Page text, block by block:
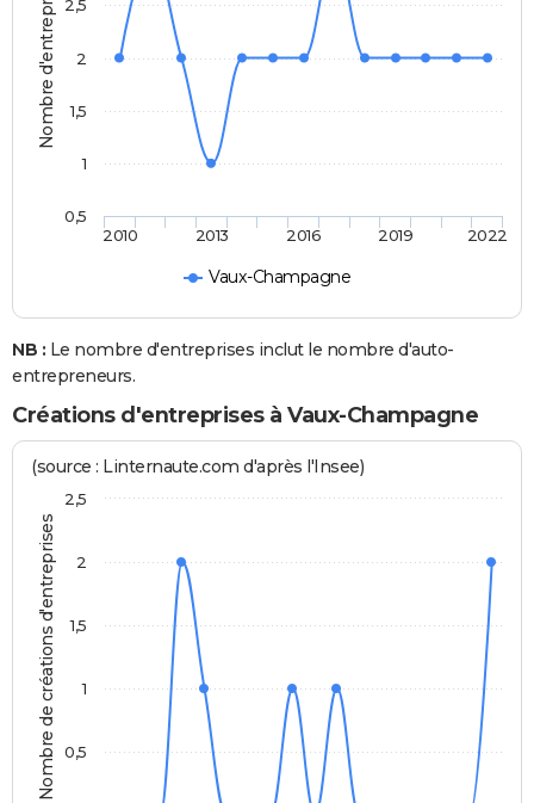
Nombre d'entreprises
Vaux-Champagne
2010 2013 2016 2019 2022
0,5
1
1,5
2
2,5
NB : Le nombre d'entreprises inclut le nombre d'auto-
entrepreneurs.
Créations d'entreprises à Vaux-Champagne
Nombre de créations d'entreprises
(source : Linternaute.com d'après l'Insee)
0,5
1
1,5
2
2,5